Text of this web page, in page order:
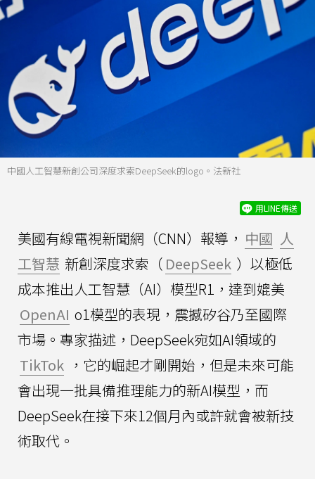
中國人工智慧新創公司深度求索DeepSeek的logo。法新社
用LINE傳送
美國有線電視新聞網（CNN）報導， 中國 人
工智慧 新創深度求索（ DeepSeek ）以極低
成本推出人工智慧（AI）模型R1，達到媲美
OpenAI o1模型的表現，震撼矽谷乃至國際
市場。專家描述，DeepSeek宛如AI領域的
TikTok ，它的崛起才剛開始，但是未來可能
會出現一批具備推理能力的新AI模型，而
DeepSeek在接下來12個月內或許就會被新技
術取代。